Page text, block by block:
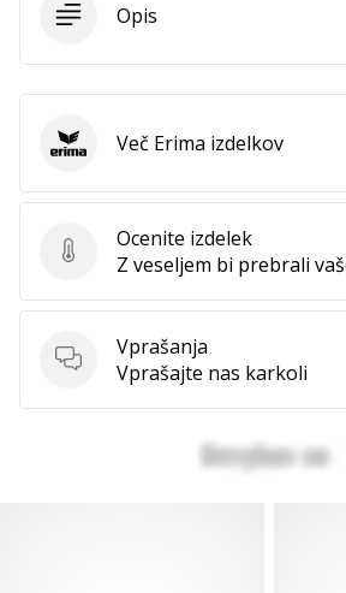
Opis
Ocenite izdelek
Ocenite izdelek
Z veseljem bi prebrali
Vprašanja
Vprašanja
Vprašajte nas karkoli
Erima Več Erima izdelkov